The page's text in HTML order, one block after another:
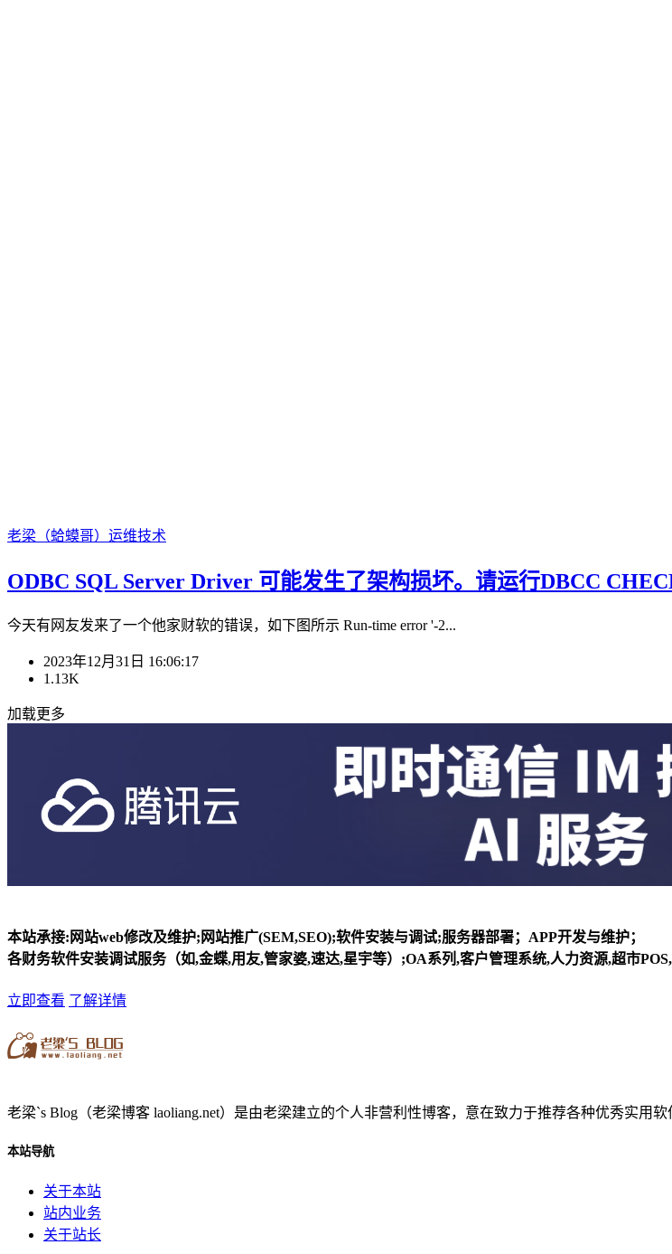
老梁（蛤蟆哥） 运维技术
ODBC SQL Server Driver 可能发生了架构损坏。请运行DBCC
今天有网友发来了一个他家财软的错误，如下图所示 Run-time error '-2...
2023年12月31日 16:06:17
1.13K
加载更多
本站承接:网站web修改及维护;网站推广(SEM,SEO);软件安装与调试;服务器部署；APP开发与维护；
各财务软件安装调试服务（如,金蝶,用友,管家婆,速达,星宇等）;OA系列,客户管理系统,人力资源,超市
立即查看 了解详情
老梁`s Blog（老梁博客 laoliang.net）是由老梁建立的个人非营利性博客，意在致力于推荐各种优秀实用
本站导航
关于本站
站内业务
关于站长